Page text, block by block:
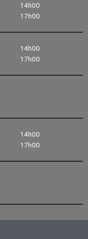
14h00
17h00
14h00
17h00
14h00
17h00